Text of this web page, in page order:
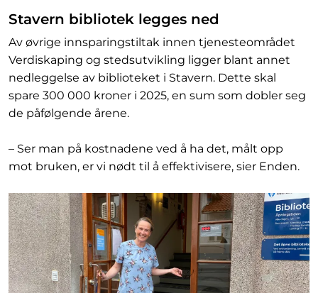
Stavern bibliotek legges ned
Av øvrige innsparingstiltak innen tjenesteområdet
Verdiskaping og stedsutvikling ligger blant annet
nedleggelse av biblioteket i Stavern. Dette skal
spare 300 000 kroner i 2025, en sum som dobler seg
de påfølgende årene.
– Ser man på kostnadene ved å ha det, målt opp
mot bruken, er vi nødt til å effektivisere, sier Enden.